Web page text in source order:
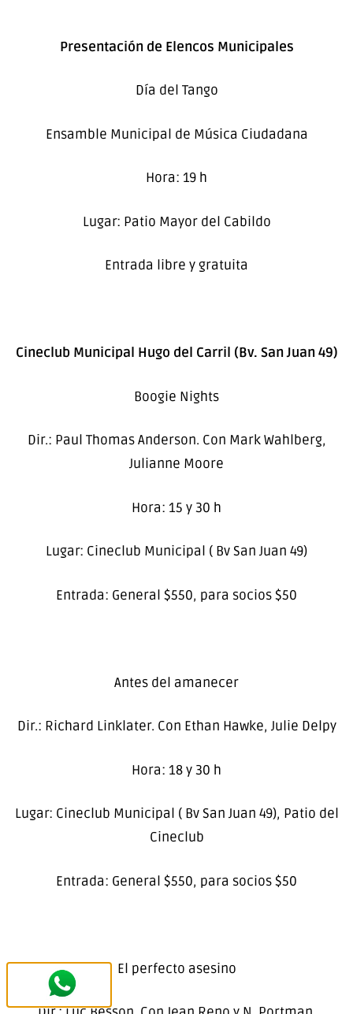
Presentación de Elencos Municipales
Día del Tango
Ensamble Municipal de Música Ciudadana
Hora: 19 h
Lugar: Patio Mayor del Cabildo
Entrada libre y gratuita
Cineclub Municipal Hugo del Carril (Bv. San Juan 49)
Boogie Nights
Dir.: Paul Thomas Anderson. Con Mark Wahlberg,
Julianne Moore
Hora: 15 y 30 h
Lugar: Cineclub Municipal ( Bv San Juan 49)
Entrada: General $550, para socios $50
Antes del amanecer
Dir.: Richard Linklater. Con Ethan Hawke, Julie Delpy
Hora: 18 y 30 h
Lugar: Cineclub Municipal ( Bv San Juan 49), Patio del
Cineclub
Entrada: General $550, para socios $50
El perfecto asesino